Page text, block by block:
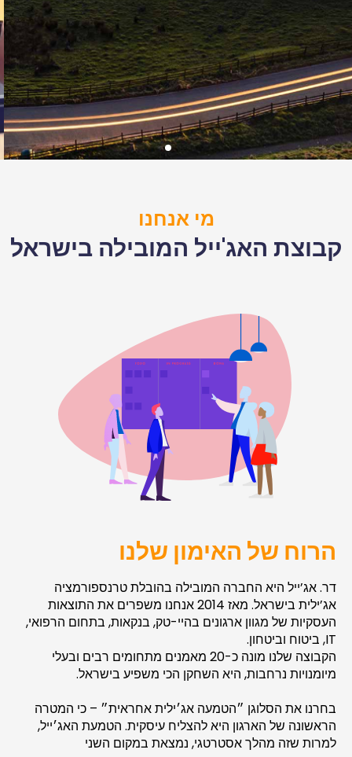
מסע בדרך לחוסן ארגוני...
מי אנחנו
קבוצת האג'ייל המובילה בישראל
הרוח של האימון שלנו
דר. אג’ייל היא החברה המובילה בהובלת טרנספורמציה
אג’ילית בישראל. מאז 2014 אנחנו משפרים את התוצאות
העסקיות של מגוון ארגונים בהיי-טק, בנקאות, בתחום הרפואי,
IT, ביטוח וביטחון.
הקבוצה שלנו מונה כ-20 מאמנים מתחומים רבים ובעלי
מיומנויות נרחבות, היא השחקן הכי משפיע בישראל.
בחרנו את הסלוגן ״הטמעה אג׳ילית אחראית״ – כי המטרה
הראשונה של הארגון היא להצליח עיסקית. הטמעת האג׳ייל,
למרות שזה מהלך אסטרטגי, נמצאת במקום השני